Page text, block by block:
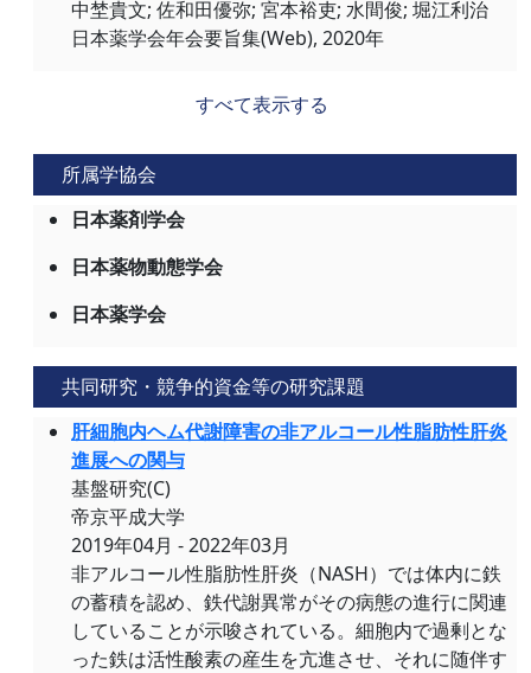
中埜貴文; 佐和田優弥; 宮本裕吏; 水間俊; 堀江利治
日本薬学会年会要旨集(Web), 2020年
すべて表示する
所属学協会
日本薬剤学会
日本薬物動態学会
日本薬学会
共同研究・競争的資金等の研究課題
肝細胞内ヘム代謝障害の非アルコール性脂肪性肝炎
進展への関与
基盤研究(C)
帝京平成大学
2019年04月 - 2022年03月
非アルコール性脂肪性肝炎（NASH）では体内に鉄
の蓄積を認め、鉄代謝異常がその病態の進行に関連
していることが示唆されている。細胞内で過剰とな
った鉄は活性酸素の産生を亢進させ、それに随伴す